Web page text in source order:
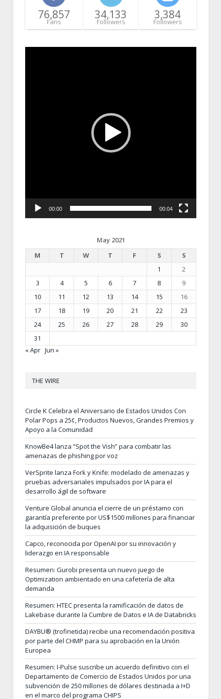
76,857
Fans
34,133
Followers
3,384
Followers
00:00 00:04
May 2021
M
T W T F S
S
1
2
3
4 5 6 7 8
9
10
11 12 13 14 15
16
17
18 19 20 21 22
23
24
25 26 27 28 29
30
31
« Apr Jun »
THE WIRE
Circle K Celebra el Aniversario de Estados Unidos Con
Polar Pops a 25¢, Productos Nuevos, Grandes Premios y
Apoyo a la Comunidad
KnowBe4 lanza “Spot the Vish” para combatir las
amenazas de phishing por voz
VerSprite lanza Fork y Knife: modelado de amenazas y
pruebas adversariales impulsados por IA para el
desarrollo ágil de software
Venture Global anuncia el cierre de un préstamo con
garantía preferente por US$1500 millones para financiar
la adquisición de buques
Capco, reconocida por OpenAI por su innovación y
liderazgo en IA responsable
Resumen: Gurobi presenta un nuevo juego de
Optimization ambientado en una cafetería de alta
demanda
Resumen: HTEC presenta la ramificación de datos de
Lakebase durante la Cumbre de Datos e IA de Databricks
DAYBU® (trofinetida) recibe una recomendación positiva
por parte del CHMP para su aprobación en la Unión
Europea
Resumen: I-Pulse suscribe un acuerdo definitivo con el
Departamento de Comercio de Estados Unidos por una
subvención de 250 millones de dólares destinada a I+D
en el marco del programa CHIPS